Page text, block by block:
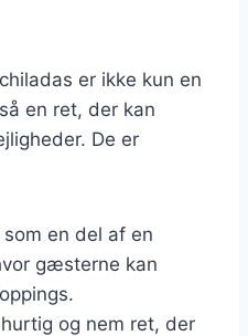
er ikke kun en
en ret, der kan
De er
en del af en
gæsterne kan
hurtig og nem ret, der